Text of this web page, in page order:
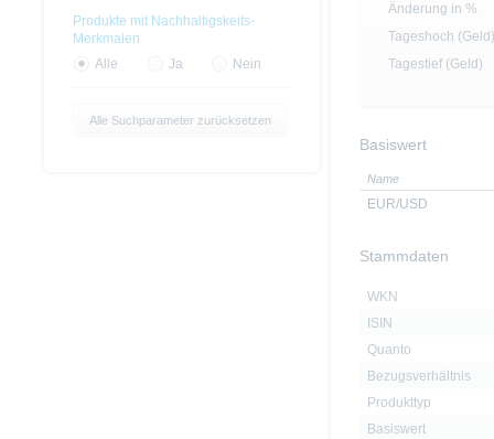
Änderung in %
Tageshoch (Geld)
Tagestief (Geld)
Basiswert
Name
EUR/USD
Stammdaten
WKN
ISIN
Quanto
Bezugsverhältnis
Produkttyp
Basiswert
Produkte mit Nachhaltigskeits-
Merkmalen
Alle
Ja Nein
Alle Suchparameter zurücksetzen